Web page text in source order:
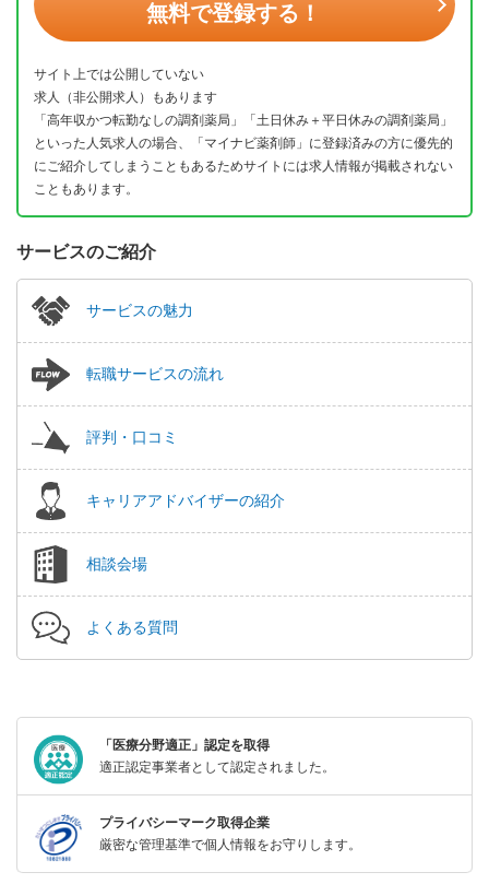
無料で登録する！
サイト上では公開していない
求人（非公開求人）もあります
「高年収かつ転勤なしの調剤薬局」「土日休み＋平日休みの調剤薬局」
といった人気求人の場合、「マイナビ薬剤師」に登録済みの方に優先的
にご紹介してしまうこともあるためサイトには求人情報が掲載されない
こともあります。
サービスのご紹介
サービスの魅力
転職サービスの流れ
評判・口コミ
キャリアアドバイザーの紹介
相談会場
よくある質問
「医療分野適正」認定を取得
適正認定事業者として認定されました。
プライバシーマーク取得企業
厳密な管理基準で個人情報をお守りします。